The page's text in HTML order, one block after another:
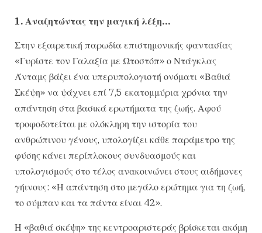
1. Αναζητώντας την μαγική λέξη…
Στην εξαιρετική παρωδία επιστημονικής φαντασίας
«Γυρίστε τον Γαλαξία με Ωτοστόπ» ο Ντάγκλας
Άνταμς βάζει ένα υπερυπολογιστή ονόματι «Βαθιά
Σκέψη» να ψάχνει επί 7,5 εκατομμύρια χρόνια την
απάντηση στα βασικά ερωτήματα της ζωής. Αφού
τροφοδοτείται με ολόκληρη την ιστορία του
ανθρώπινου γένους, υπολογίζει κάθε παράμετρο της
φύσης κάνει περίπλοκους συνδυασμούς και
υπολογισμούς στο τέλος ανακοινώνει στους αιδήμονες
γήινους: «Η απάντηση στο μεγάλο ερώτημα για τη ζωή,
το σύμπαν και τα πάντα είναι 42».
Η «βαθιά σκέψη» της κεντροαριστεράς βρίσκεται ακόμη